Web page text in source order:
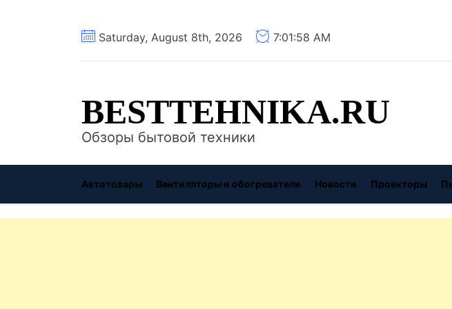
Saturday, August 8th, 2026 7:01:59 AM
BESTTEHNIKA.RU
Обзоры бытовой техники
Автотовары Вентиляторы и обогреватели Новости Проекторы